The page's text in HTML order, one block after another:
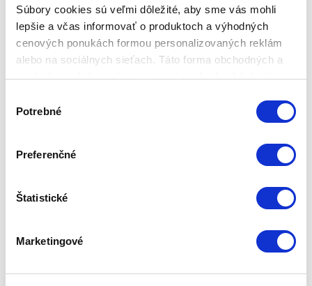
Súbory cookies sú veľmi dôležité, aby sme vás mohli
lepšie a včas informovať o produktoch a výhodných
cenových ponukách formou personalizovaných reklám
alebo na sociálnych sieťach. Táto forma obchodných a
marketingových oznámení pre vás nebude obťažujúca.
súhlasu
Potrebné
Preferenčné
Štatistické
Marketingové
LCD a LED displejmi.
Charakteristické vlastnosti okuliarov Hyperlight
modré svetlo na spektrum viditeľného zeleného,
žltého, oranžového a červeného svetla.
dobre znášajú (a navodzujú tak relaxáciu) .Pri
premene UV žiarenia a vysoko energetického
modrého svetla dochádza k jeho optimalizácii
podľa prirodzenej citlivosti očí.
Optimalizujú funkcie mozgu (harmonizujú signály
Regulujú činnosť neuroendokrinného systému;